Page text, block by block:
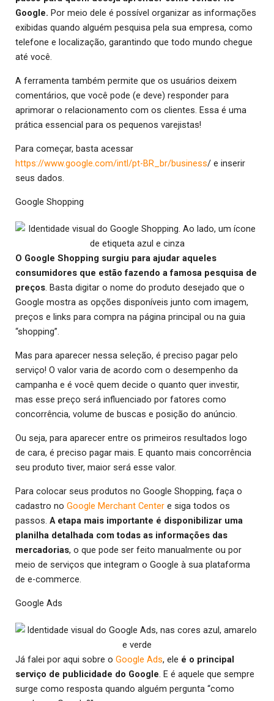
Google. Por meio dele é possível organizar as informações
exibidas quando alguém pesquisa pela sua empresa, como
telefone e localização, garantindo que todo mundo chegue
até você.
A ferramenta também permite que os usuários deixem
comentários, que você pode (e deve) responder para
aprimorar o relacionamento com os clientes. Essa é uma
prática essencial para os pequenos varejistas!
Para começar, basta acessar
https://www.google.com/intl/pt-BR_br/business/ e inserir
seus dados.
Google Shopping
O Google Shopping surgiu para ajudar aqueles
consumidores que estão fazendo a famosa pesquisa de
preços. Basta digitar o nome do produto desejado que o
Google mostra as opções disponíveis junto com imagem,
preços e links para compra na página principal ou na guia
“shopping”.
Mas para aparecer nessa seleção, é preciso pagar pelo
serviço! O valor varia de acordo com o desempenho da
campanha e é você quem decide o quanto quer investir,
mas esse preço será influenciado por fatores como
concorrência, volume de buscas e posição do anúncio.
Ou seja, para aparecer entre os primeiros resultados logo
de cara, é preciso pagar mais. E quanto mais concorrência
seu produto tiver, maior será esse valor.
Para colocar seus produtos no Google Shopping, faça o
cadastro no Google Merchant Center e siga todos os
passos. A etapa mais importante é disponibilizar uma
planilha detalhada com todas as informações das
mercadorias, o que pode ser feito manualmente ou por
meio de serviços que integram o Google à sua plataforma
de e-commerce.
Google Ads
Já falei por aqui sobre o Google Ads, ele é o principal
serviço de publicidade do Google. E é aquele que sempre
surge como resposta quando alguém pergunta “como